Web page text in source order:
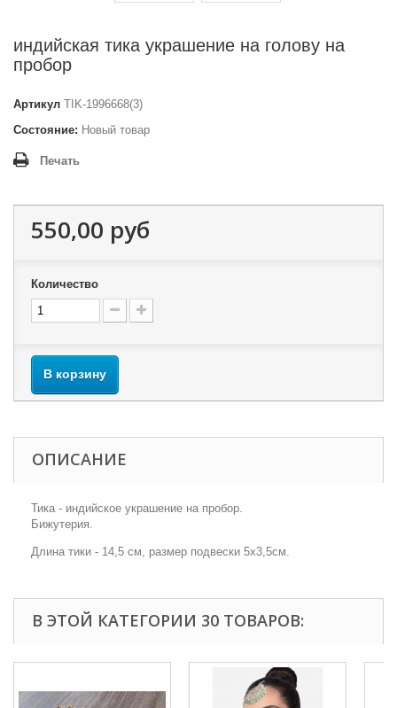
индийская тика украшение на голову на
пробор
Артикул TIK-1996668(3)
Состояние: Новый товар
Печать
550,00 руб
Количество
В корзину
ОПИСАНИЕ
Тика - индийское украшение на пробор.
Бижутерия.
Длина тики - 14,5 см, размер подвески 5х3,5см.
В ЭТОЙ КАТЕГОРИИ 30 ТОВАРОВ: